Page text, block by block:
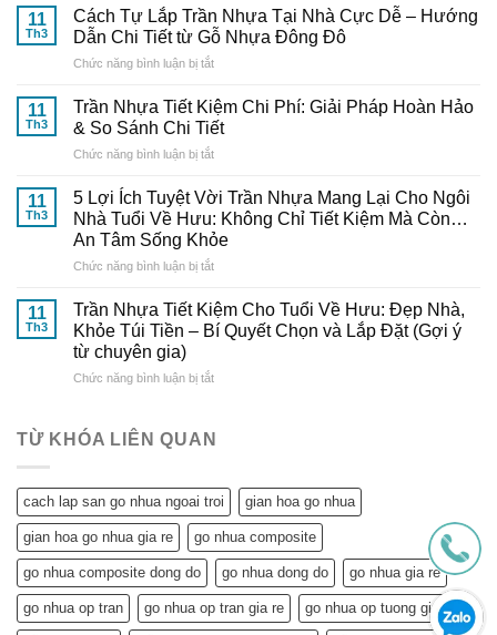
Nhựa
Thông
Bí
Từ
Chuyên
Đến
Gỗ
Nhựa
Đông
Mẫu
Trần
Nhựa
Đẹp,
Nhã
–
Tầm
Mỹ
Cho
Ngôi
Tuổi
Hưu
11
Th3
Cách Tự Lắp Trần Nhựa Tại Nhà Cực Dễ – Hướng
Dẫn Chi Tiết từ Gỗ Nhựa Đông Đô
Chức năng bình luận bị tắtở
Tự
Lắp
Trần
Nhựa
Nhà
Cực
Dễ
–
Hướng
Chi
Tiết
Nhựa
11
Th3
Trần Nhựa Tiết Kiệm Chi Phí: Giải Pháp Hoàn Hảo
& So Sánh Chi Tiết
Chức năng bình luận bị tắtở
Nhựa
Tiết
Kiệm
Chi
Phí:
Pháp
Hoàn
Hảo
So
Tiết
11
Th3
5 Lợi Ích Tuyệt Vời Trần Nhựa Mang Lại Cho Ngôi
Nhà Tuổi Về Hưu: Không Chỉ Tiết Kiệm Mà Còn…
An Tâm Sống Khỏe
Chức năng bình luận bị tắtở
Lợi
Ích
Tuyệt
Trần
Lại
Nhà
Tuổi
Về
Không
Chỉ
Tiết
Kiệm
11
Th3
Trần Nhựa Tiết Kiệm Cho Tuổi Về Hưu: Đẹp Nhà,
Khỏe Túi Tiền – Bí Quyết Chọn và Lắp Đặt (Gợi ý
từ chuyên gia)
Chức năng bình luận bị tắtở
Tiết
Tuổi
Về
Hưu:
Đẹp
Nhà,
Khỏe
Túi
Tiền
TỪ KHÓA LIÊN QUAN
cach lap san go nhua ngoai troi gian hoa go nhua
gian hoa go nhua gia re go nhua composite
go nhua composite dong do go nhua dong do go nhua gia re
go nhua op tran go nhua op tran gia re go nhua op tuong gia re